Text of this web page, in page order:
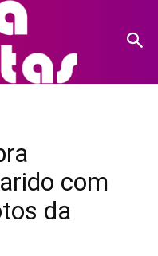
com
da